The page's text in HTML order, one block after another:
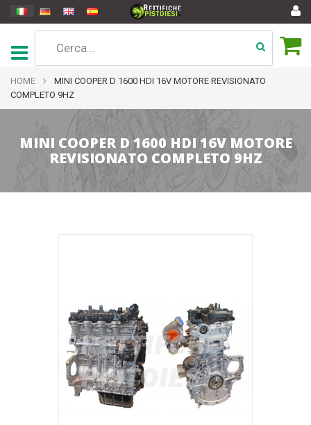
HOME
MINI COOPER D 1600 HDI 16V MOTORE REVISIONATO
COMPLETO 9HZ
MINI COOPER D 1600 HDI 16V MOTORE
REVISIONATO COMPLETO 9HZ